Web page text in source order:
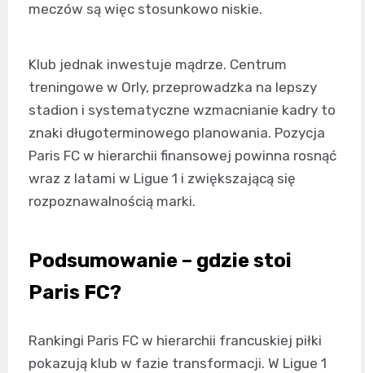
meczów są więc stosunkowo niskie.
Klub jednak inwestuje mądrze. Centrum
treningowe w Orly, przeprowadzka na lepszy
stadion i systematyczne wzmacnianie kadry to
znaki długoterminowego planowania. Pozycja
Paris FC w hierarchii finansowej powinna rosnąć
wraz z latami w Ligue 1 i zwiększającą się
rozpoznawalnością marki.
Podsumowanie – gdzie stoi
Paris FC?
Rankingi Paris FC w hierarchii francuskiej piłki
pokazują klub w fazie transformacji. W Ligue 1